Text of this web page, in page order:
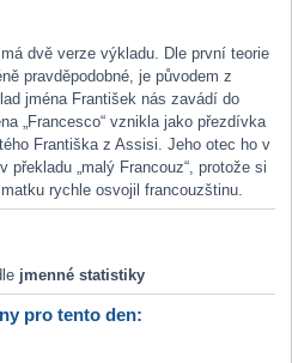
dvě verze výkladu. Dle první teorie
pravděpodobné, je původem z
jména František nás zavádí do
„Francesco“ vznikla jako přezdívka
Františka z Assisi. Jeho otec ho v
„malý Francouz“, protože si
rychle osvojil francouzštinu.
jmenné statistiky
pro tento den: